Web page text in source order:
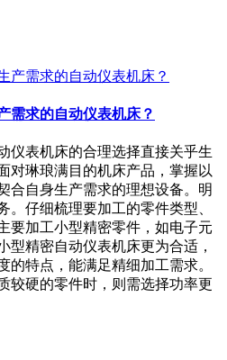
需求的自动仪表机床？
仪表机床的合理选择直接关乎生
对琳琅满目的机床产品，掌握以
合自身生产需求的理想设备。明
。仔细梳理要加工的零件类型、
要加工小型精密零件，如电子元
型精密自动仪表机床更为合适，
的特点，能满足精细加工需求。
较硬的零件时，则需选择功率更